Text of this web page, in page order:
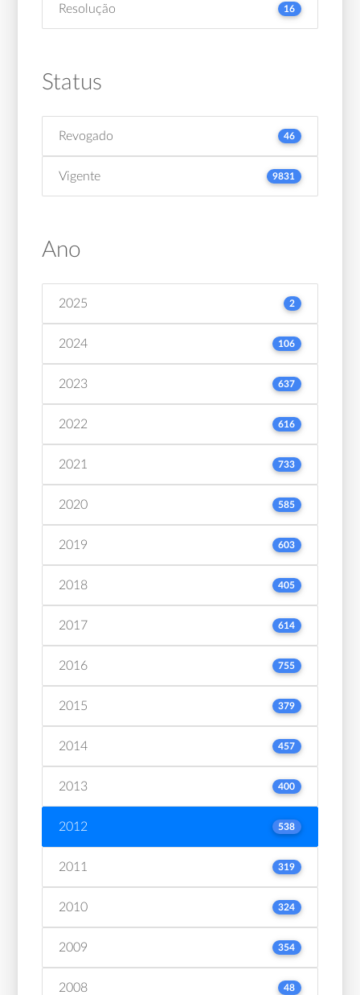
Resolução 16
Status
Revogado 46
Vigente 9831
Ano
2025 2
2024 106
2023 637
2022 616
2021 733
2020 585
2019 603
2018 405
2017 614
2016 755
2015 379
2014 457
2013 400
2012 538
2011 319
2010 324
2009 354
2008 48